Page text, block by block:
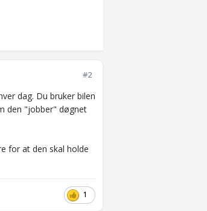
#2
dag. Du bruker bilen
den "jobber" døgnet
for at den skal holde
1